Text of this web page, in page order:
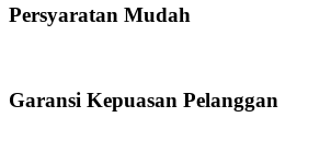
Persyaratan Mudah
Garansi Kepuasan Pelanggan